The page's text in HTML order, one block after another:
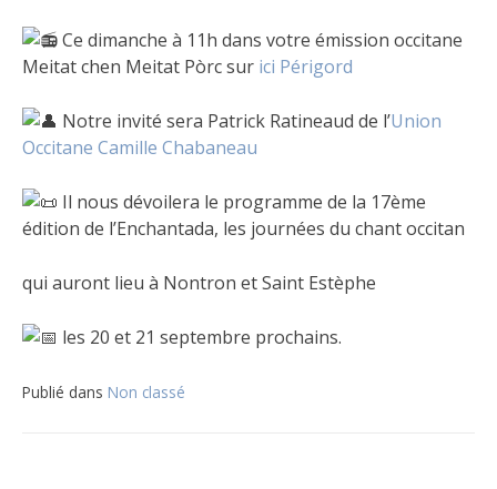
Ce dimanche à 11h dans votre émission occitane
Meitat chen Meitat Pòrc sur ici Périgord
Notre invité sera Patrick Ratineaud de l’Union
Occitane Camille Chabaneau
Il nous dévoilera le programme de la 17ème
édition de l’Enchantada, les journées du chant occitan
qui auront lieu à Nontron et Saint Estèphe
les 20 et 21 septembre prochains.
Publié dans Non classé